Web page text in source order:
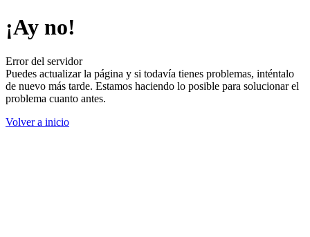
¡Ay no!
Error del servidor
Puedes actualizar la página y si todavía tienes problemas, inténtalo
de nuevo más tarde. Estamos haciendo lo posible para solucionar el
problema cuanto antes.
Volver a inicio